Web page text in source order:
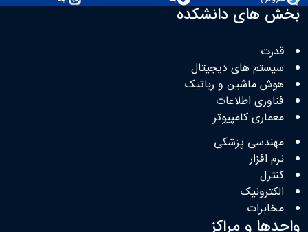
بخش های دانشکده
قدرت
سیستم های دیجیتال
هوش ماشین و رباتیک
فناوری اطلاعات
معماری کامپیوتر
مهندسی پزشکی
نرم افزار
کنترل
الکترونیک
مخابرات
واحدها و مراکز